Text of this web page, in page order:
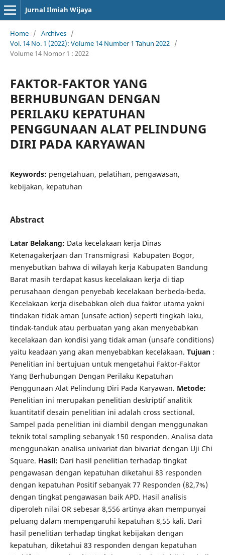
Jurnal Ilmiah Wijaya
Home / Archives /
Vol. 14 No. 1 (2022): Volume 14 Number 1 Tahun 2022 /
Volume 14 Nomor 1 : 2022
FAKTOR-FAKTOR YANG
BERHUBUNGAN DENGAN
PERILAKU KEPATUHAN
PENGGUNAAN ALAT PELINDUNG
DIRI PADA KARYAWAN
Keywords: pengetahuan, pelatihan, pengawasan,
kebijakan, kepatuhan
Abstract
Latar Belakang: Data kecelakaan kerja Dinas
Ketenagakerjaan dan Transmigrasi Kabupaten Bogor,
menyebutkan bahwa di wilayah kerja Kabupaten Bandung
Barat masih terdapat kasus kecelakaan kerja di tiap
perusahaan dengan penyebab kecelakaan berbeda-beda.
Kecelakaan kerja disebabkan oleh dua faktor utama yakni
tindakan tidak aman (unsafe action) seperti tingkah laku,
tindak-tanduk atau perbuatan yang akan menyebabkan
kecelakaan dan kondisi yang tidak aman (unsafe conditions)
yaitu keadaan yang akan menyebabkan kecelakaan. Tujuan:
Penelitian ini bertujuan untuk mengetahui Faktor-Faktor
Yang Berhubungan Dengan Perilaku Kepatuhan
Penggunaan Alat Pelindung Diri Pada Karyawan. Metode:
Penelitian ini merupakan penelitian deskriptif analitik
kuantitatif desain penelitian ini adalah cross sectional.
Sampel pada penelitian ini diambil dengan menggunakan
teknik total sampling sebanyak 150 responden. Analisa data
menggunakan analisa univariat dan bivariat dengan Uji Chi
Square. Hasil: Dari hasil penelitian terhadap tingkat
pengawasan dengan kepatuhan diketahui 83 responden
dengan kepatuhan Positif sebanyak 77 Responden (82,7%)
dengan tingkat pengawasan baik APD. Hasil analisis
diperoleh nilai OR sebesar 8,556 artinya akan mempunyai
peluang dalam mempengaruhi kepatuhan 8,55 kali. Dari
hasil penelitian terhadap tingkat kebijakan dengan
kepatuhan, diketahui 83 responden dengan kepatuhan